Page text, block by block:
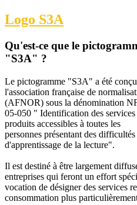
Logo S3A
Qu'est-ce que le
"S3A" ?
Le pictogramme "S3A" a été
l'association française de
(AFNOR) sous la dénomination
05-050 " Identification des services
produits accessibles à toutes les
personnes présentant des
d'apprentissage de la lecture".
Il est destiné à être largement
entreprises qui feront un effort
vocation de désigner des services
consommation plus